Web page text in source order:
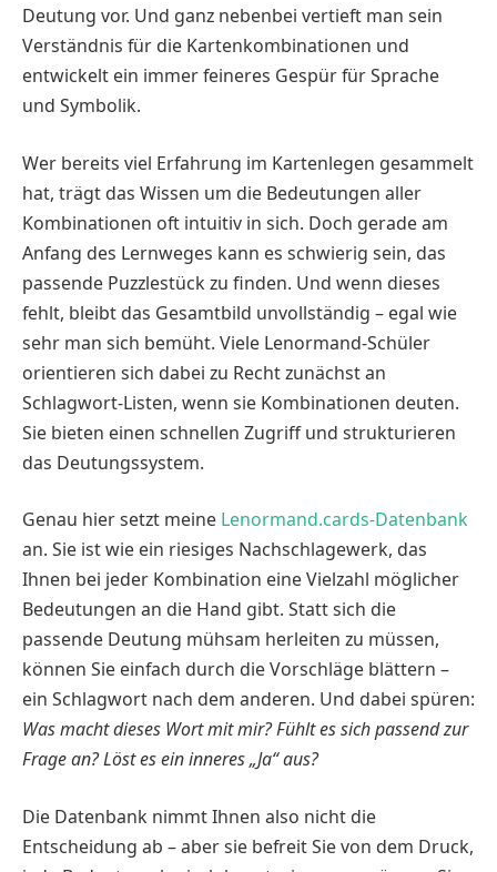
Deutung vor. Und ganz nebenbei vertieft man sein
Verständnis für die Kartenkombinationen und
entwickelt ein immer feineres Gespür für Sprache
und Symbolik.
Wer bereits viel Erfahrung im Kartenlegen gesammelt
hat, trägt das Wissen um die Bedeutungen aller
Kombinationen oft intuitiv in sich. Doch gerade am
Anfang des Lernweges kann es schwierig sein, das
passende Puzzlestück zu finden. Und wenn dieses
fehlt, bleibt das Gesamtbild unvollständig – egal wie
sehr man sich bemüht. Viele Lenormand-Schüler
orientieren sich dabei zu Recht zunächst an
Schlagwort-Listen, wenn sie Kombinationen deuten.
Sie bieten einen schnellen Zugriff und strukturieren
das Deutungssystem.
Genau hier setzt meine Lenormand.cards-Datenbank
an. Sie ist wie ein riesiges Nachschlagewerk, das
Ihnen bei jeder Kombination eine Vielzahl möglicher
Bedeutungen an die Hand gibt. Statt sich die
passende Deutung mühsam herleiten zu müssen,
können Sie einfach durch die Vorschläge blättern –
ein Schlagwort nach dem anderen. Und dabei spüren:
Was macht dieses Wort mit mir? Fühlt es sich passend zur
Frage an? Löst es ein inneres „Ja“ aus?
Die Datenbank nimmt Ihnen also nicht die
Entscheidung ab – aber sie befreit Sie von dem Druck,